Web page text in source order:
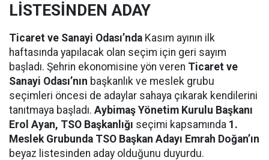
LİSTESİNDEN ADAY
Ticaret ve Sanayi Odası’nda Kasım ayının ilk
haftasında yapılacak olan seçim için geri sayım
başladı. Şehrin ekonomisine yön veren Ticaret ve
Sanayi Odası’nın başkanlık ve meslek grubu
seçimleri öncesi de adaylar sahaya çıkarak kendilerini
tanıtmaya başladı. Aybimaş Yönetim Kurulu Başkanı
Erol Ayan, TSO Başkanlığı seçimi kapsamında 1.
Meslek Grubunda TSO Başkan Adayı Emrah Doğan’ın
beyaz listesinden aday olduğunu duyurdu.